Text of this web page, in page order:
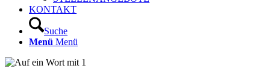
KONTAKT
Suche
Menü Menü